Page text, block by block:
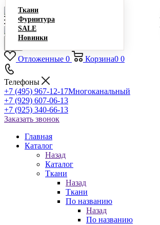
Ткани
Фурнитура
SALE
Новинки
Отложенные 0 Корзина0 0
Телефоны
+7 (495) 967-12-17Многоканальный
+7 (929) 607-06-13
+7 (925) 340-66-13
Заказать звонок
Главная
Каталог
Назад
Каталог
Ткани
Назад
Ткани
По названию
Назад
По названию